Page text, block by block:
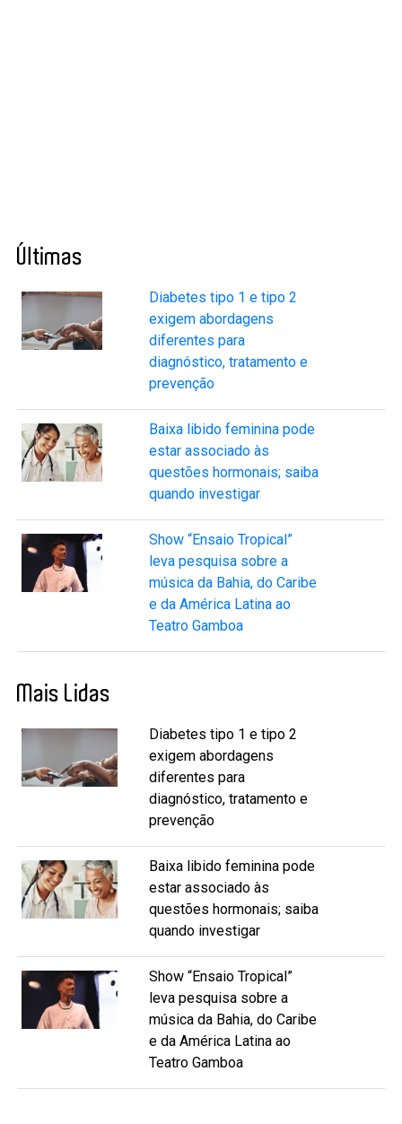
Últimas
Diabetes tipo 1 e tipo 2
exigem abordagens
diferentes para
diagnóstico, tratamento e
prevenção
Baixa libido feminina pode
estar associado às
questões hormonais; saiba
quando investigar
Show “Ensaio Tropical”
leva pesquisa sobre a
música da Bahia, do Caribe
e da América Latina ao
Teatro Gamboa
Mais Lidas
Diabetes tipo 1 e tipo 2
exigem abordagens
diferentes para
diagnóstico, tratamento e
prevenção
Baixa libido feminina pode
estar associado às
questões hormonais; saiba
quando investigar
Show “Ensaio Tropical”
leva pesquisa sobre a
música da Bahia, do Caribe
e da América Latina ao
Teatro Gamboa